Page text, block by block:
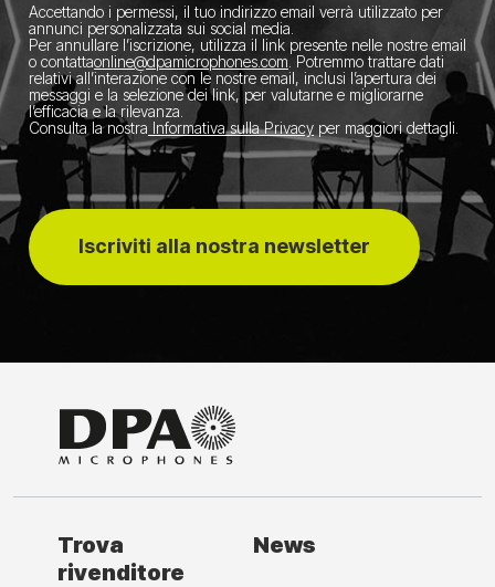
Accettando i permessi, il tuo indirizzo email verrà utilizzato per
annunci personalizzata sui social media.
Per annullare l’iscrizione, utilizza il link presente nelle nostre email
o contatta​online@dpamicrophones.com . Potremmo trattare dati
relativi all’interazione con le nostre email, inclusi l’apertura dei
messaggi e la selezione dei link, per valutarne e migliorarne
l’efficacia e la rilevanza.
Consulta la nostra Informativa sulla Privacy per maggiori dettagli.
Iscriviti alla nostra newsletter
Trova
rivenditore
News